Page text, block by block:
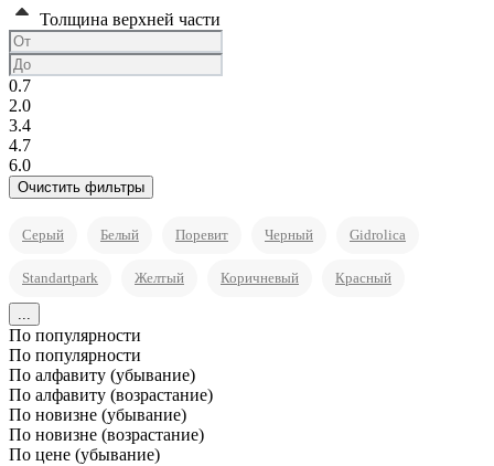
Толщина верхней части
0.7
2.0
3.4
4.7
6.0
Серый Белый Поревит Черный Gidrolica
Standartpark Желтый Коричневый Красный
...
По популярности
По популярности
По алфавиту (убывание)
По алфавиту (возрастание)
По новизне (убывание)
По новизне (возрастание)
По цене (убывание)